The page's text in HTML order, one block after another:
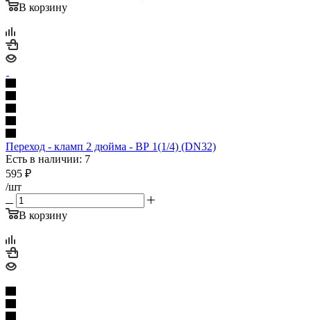
В корзину
Переход - кламп 2 дюйма - ВР 1(1/4) (DN32)
Есть в наличии: 7
595 ₽
/шт
В корзину